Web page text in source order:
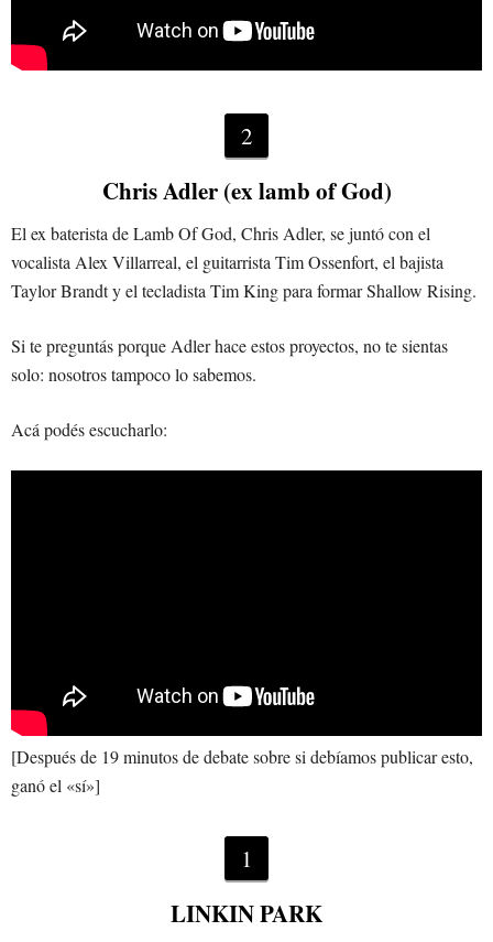
2
Chris Adler (ex lamb of God)
El ex baterista de Lamb Of God, Chris Adler, se juntó con el
vocalista Alex Villarreal, el guitarrista Tim Ossenfort, el bajista
Taylor Brandt y el tecladista Tim King para formar Shallow Rising.
Si te preguntás porque Adler hace estos proyectos, no te sientas
solo: nosotros tampoco lo sabemos.
Acá podés escucharlo:
[Después de 19 minutos de debate sobre si debíamos publicar esto,
ganó el «sí»]
1
LINKIN PARK